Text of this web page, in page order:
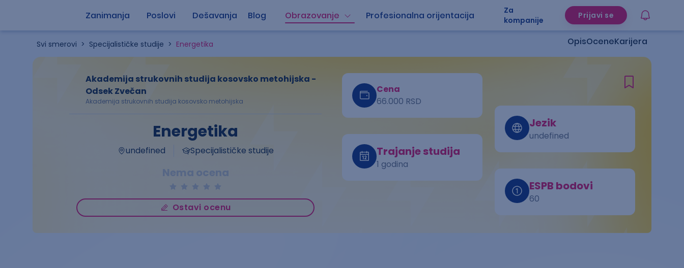
Zanimanja Poslovi Dešavanja Blog Obrazovanje Profesionalna orijentacija
Za
kompanije
Prijavi se
Svi smerovi > Specijalističke studije > Energetika OpisOceneKarijera
Energetika
undefined Specijalističke studije
Nema ocena
Ostavi ocenu
Akademija strukovnih studija kosovsko metohijska -
Odsek Zvečan
Akademija strukovnih studija kosovsko metohijska
Cena
66.000 RSD
Trajanje studija
1 godina
Jezik
undefined
ESPB bodovi
60